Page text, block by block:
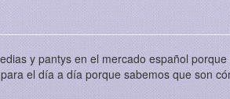
y pantys en el mercado español
el día a día porque sabemos que son